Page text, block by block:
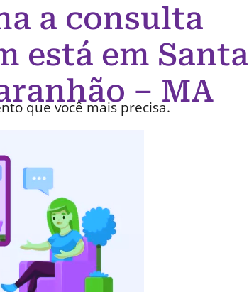
a consulta
está em Santa
– MA
que você mais precisa.